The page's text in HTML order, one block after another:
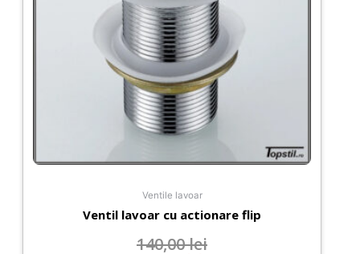
Ventile lavoar
Ventil lavoar cu actionare flip
140,00lei